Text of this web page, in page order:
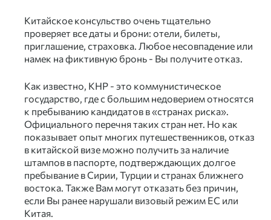
Китайское консульство очень тщательно
проверяет все даты и брони: отели, билеты,
приглашение, страховка. Любое несовпадение или
намек на фиктивную бронь - Вы получите отказ.
Как известно, КНР - это коммунистическое
государство, где с большим недоверием относятся
к пребыванию кандидатов в «странах риска».
Официального перечня таких стран нет. Но как
показывает опыт многих путешественников, отказ
в китайской визе можно получить за наличие
штампов в паспорте, подтверждающих долгое
пребывание в Сирии, Турции и странах ближнего
востока. Также Вам могут отказать без причин,
если Вы ранее нарушали визовый режим ЕС или
Китая.